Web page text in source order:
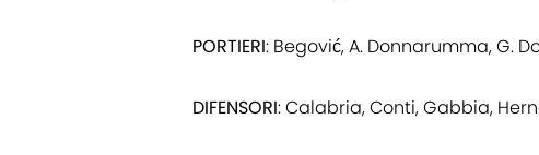
PORTIERI: Begović, A. Donnarumma, G.
DIFENSORI: Calabria, Conti, Gabbia,